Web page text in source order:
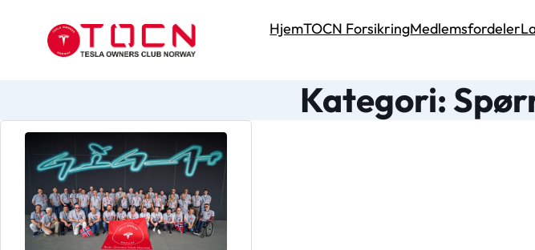
HjemTOCN ForsikringMedlemsfordeler
Kategori: